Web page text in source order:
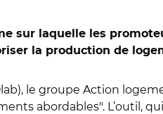
sur laquelle les
la production de
le groupe Action
abordables". L’outil, qui